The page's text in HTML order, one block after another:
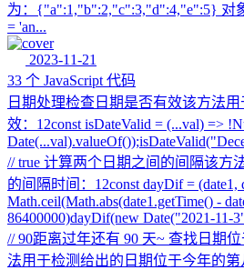
为：{"a":1,"b":2,"c":3,"d":4,"e":5} 对
= 'an...
2023-11-21
33 个 JavaScript 代码
日期处理检查日期是否有效该方法
效：12const isDateValid = (...val) =>
// true 计算两个日期之间的间隔该方
的间隔时间：12const dayDif = (date1,
Math.ceil(Math.abs(date1.getTime() -
86400000)dayDif(new Date("2021-11-
// 90距离过年还有 90 天~ 查找日期
法用于检测给出的日期位于今年的第